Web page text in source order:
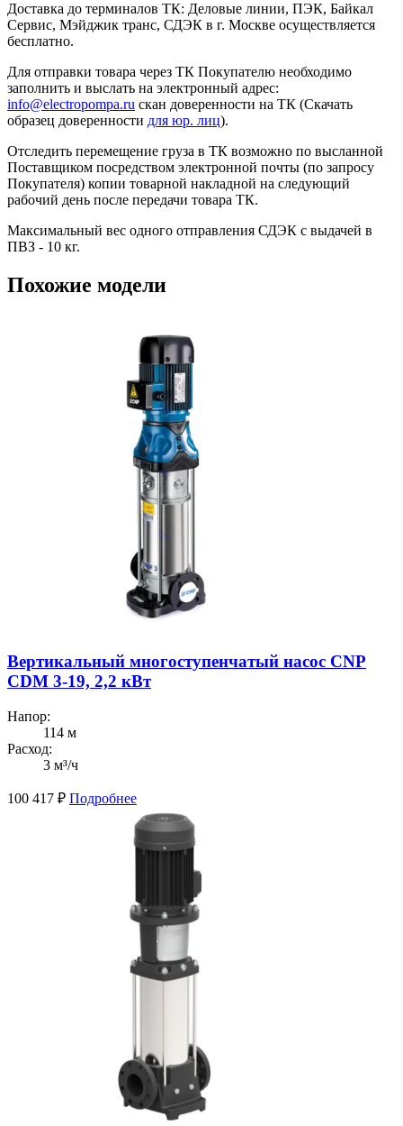
Доставка до терминалов ТК: Деловые линии, ПЭК, Байкал
Сервис, Мэйджик транс, СДЭК в г. Москве осуществляется
бесплатно.
Для отправки товара через ТК Покупателю необходимо
заполнить и выслать на электронный адрес:
info@electropompa.ru скан доверенности на ТК (Скачать
образец доверенности для юр. лиц).
Отследить перемещение груза в ТК возможно по высланной
Поставщиком посредством электронной почты (по запросу
Покупателя) копии товарной накладной на следующий
рабочий день после передачи товара ТК.
Максимальный вес одного отправления СДЭК с выдачей в
ПВЗ - 10 кг.
Похожие модели
Вертикальный многоступенчатый насос CNP
CDM 3-19, 2,2 кВт
Напор:
114 м
Расход:
3 м³/ч
100 417 ₽ Подробнее